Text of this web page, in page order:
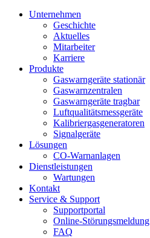
Unternehmen
Geschichte
Aktuelles
Mitarbeiter
Karriere
Produkte
Gaswarngeräte stationär
Gaswarnzentralen
Gaswarngeräte tragbar
Luftqualitätsmessgeräte
Kalibriergasgeneratoren
Signalgeräte
Lösungen
CO-Warnanlagen
Dienstleistungen
Wartungen
Kontakt
Service & Support
Supportportal
Online-Störungsmeldung
FAQ